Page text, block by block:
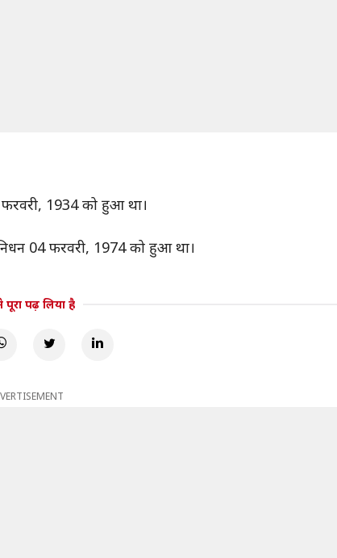
1934 को हुआ था।
04 फरवरी, 1974 को हुआ था।
पढ़ लिया है